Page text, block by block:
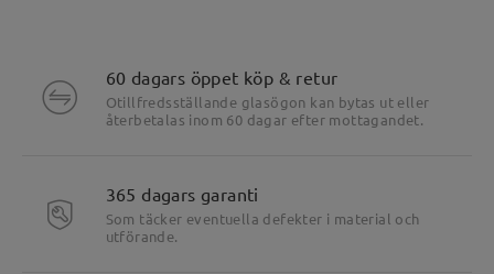
60 dagars öppet köp & retur
Otillfredsställande glasögon kan bytas ut eller
återbetalas inom 60 dagar efter mottagandet.
365 dagars garanti
Som täcker eventuella defekter i material och
utförande.